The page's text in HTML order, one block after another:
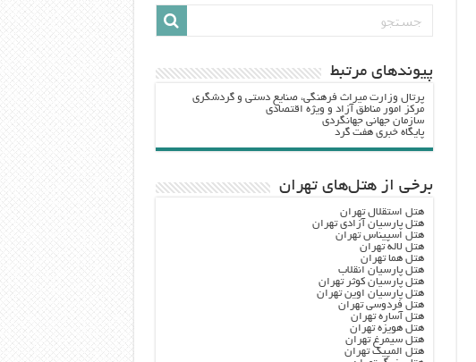
پيوندهاي مرتبط
پرتال وزارت ميراث فرهنگي، صنایع دستی و گردشگري
مرکز امور مناطق آزاد و ویژه اقتصادی
سازمان جهانی جهانگردی
پایگاه خبری هفت گرد
برخی از هتل‌های تهران
هتل استقلال تهران
هتل پارسیان آزادی تهران
هتل اسپیناس تهران
هتل لاله تهران
هتل هما تهران
هتل پارسیان انقلاب
هتل پارسیان کوثر تهران
هتل پارسیان اوین تهران
هتل فردوسی تهران
هتل آساره تهران
هتل هویزه تهران
هتل سیمرغ تهران
هتل المپیک تهران